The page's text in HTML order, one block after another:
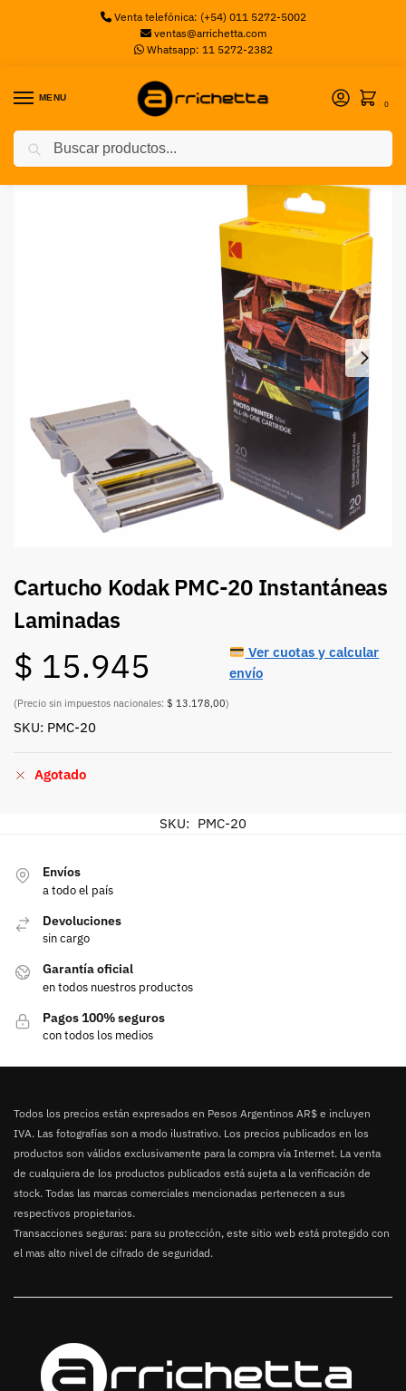
Venta telefónica: (+54) 011 5272-5002
ventas@arrichetta.com
Whatsapp: 11 5272-2382
MENU
0
Inicio Cartuchos de Tinta / Cartucho Kodak PMC-20 Instantáneas Laminadas
Cartucho Kodak PMC-20 Instantáneas
Laminadas
$ 15.945
(Precio sin impuestos nacionales: $ 13.178,00)
Ver cuotas y calcular
envío
SKU: PMC-20
Agotado
SKU: PMC-20
Envíos
a todo el país
Devoluciones
sin cargo
Garantía oficial
en todos nuestros productos
Pagos 100% seguros
con todos los medios
Todos los precios están expresados en Pesos Argentinos AR$ e incluyen
IVA. Las fotografías son a modo ilustrativo. Los precios publicados en los
productos son válidos exclusivamente para la compra vía Internet. La venta
de cualquiera de los productos publicados está sujeta a la verificación de
stock. Todas las marcas comerciales mencionadas pertenecen a sus
respectivos propietarios.
Transacciones seguras: para su protección, este sitio web está protegido con
el mas alto nivel de cifrado de seguridad.